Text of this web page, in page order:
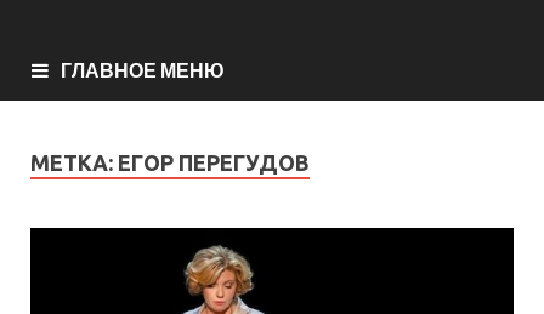
ГЛАВНОЕ МЕНЮ
МЕТКА: ЕГОР ПЕРЕГУДОВ